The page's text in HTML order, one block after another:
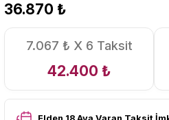
36.870 ₺
7.067 ₺ X 6 Taksit
42.400 ₺